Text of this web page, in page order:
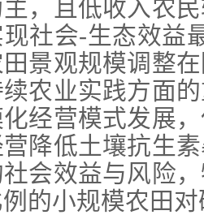
，且低收入农
社会-生态效益
景观规模调整
农业实践方面
经营模式发展
降低土壤抗生
会效益与风险
的小规模农田